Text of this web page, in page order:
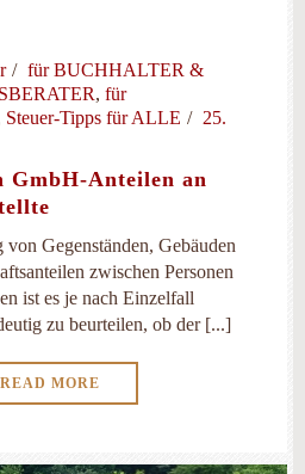
für BUCHHALTER &
, für
Steuer-Tipps für ALLE
25.
GmbH-Anteilen an
Gegenständen, Gebäuden
zwischen Personen
ist es je nach Einzelfall
zu beurteilen, ob der [...]
READ MORE